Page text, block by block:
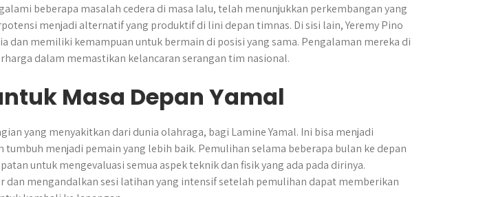
beberapa masalah cedera di masa lalu, telah menunjukkan perkembangan yang
menjadi alternatif yang produktif di lini depan timnas. Di sisi lain, Yeremy Pino
dan memiliki kemampuan untuk bermain di posisi yang sama. Pengalaman mereka di
dalam memastikan kelancaran serangan tim nasional.
Masa Depan Yamal
yang menyakitkan dari dunia olahraga, bagi Lamine Yamal. Ini bisa menjadi
tumbuh menjadi pemain yang lebih baik. Pemulihan selama beberapa bulan ke depan
untuk mengevaluasi semua aspek teknik dan fisik yang ada pada dirinya.
dan mengandalkan sesi latihan yang intensif setelah pemulihan dapat memberikan